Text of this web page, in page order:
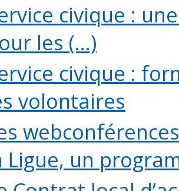
civique :
les (...)
civique :
volontaires
Ligue, un